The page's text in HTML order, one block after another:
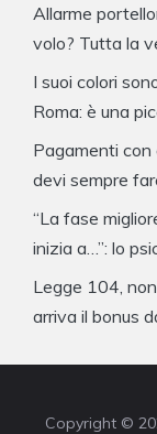
Allarme
volo? Tutta la
I suoi colori
Roma: è una
Pagamenti con
devi sempre
“La fase
inizia a…”: lo
Legge 104,
arriva il bonus
Copyright ©